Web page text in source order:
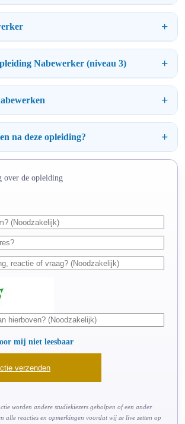
Nabewerker (niveau 3)
na deze opleiding?
over de opleiding
mij niet leesbaar
worden andere studiekiezers geholpen of een ander
alle reacties en opmerkingen voordat wij ze live zetten op